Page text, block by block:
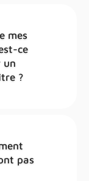
mes
ce
un
?
pas